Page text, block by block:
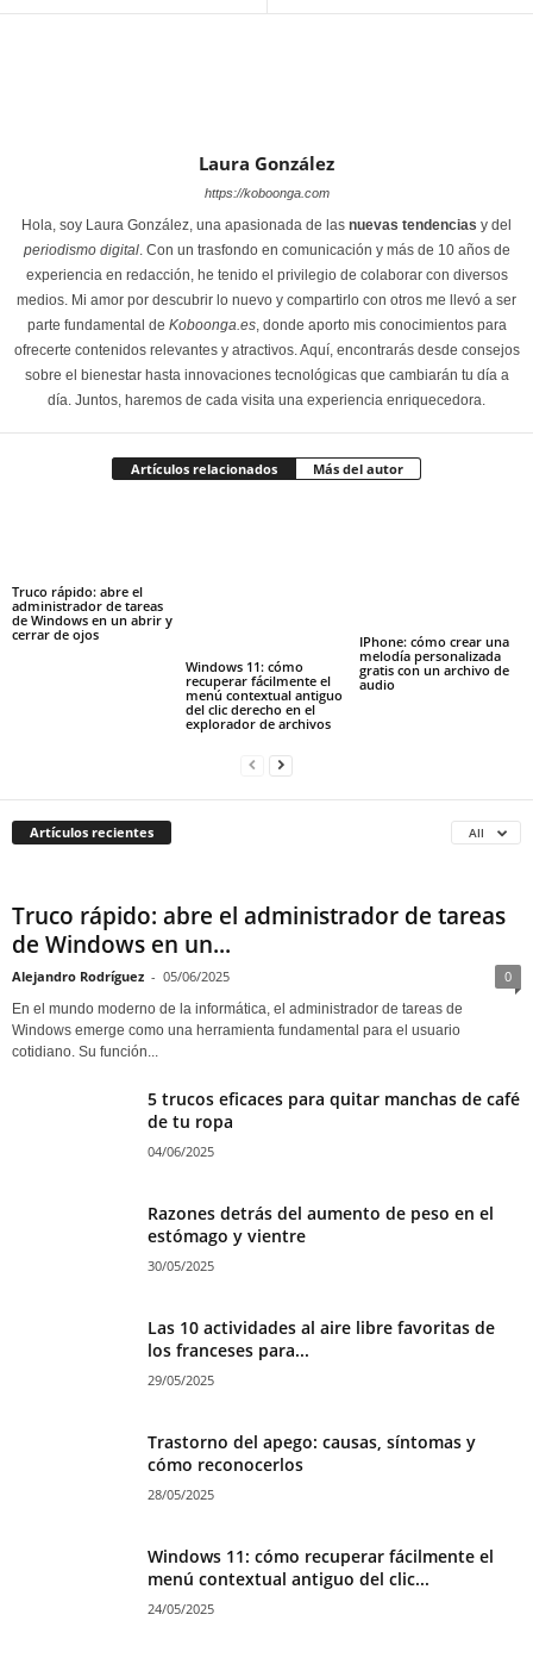
Laura González
https://koboonga.com
Hola, soy Laura González, una apasionada de las nuevas tendencias y del
periodismo digital. Con un trasfondo en comunicación y más de 10 años de
experiencia en redacción, he tenido el privilegio de colaborar con diversos
medios. Mi amor por descubrir lo nuevo y compartirlo con otros me llevó a ser
parte fundamental de Koboonga.es, donde aporto mis conocimientos para
ofrecerte contenidos relevantes y atractivos. Aquí, encontrarás desde consejos
sobre el bienestar hasta innovaciones tecnológicas que cambiarán tu día a
día. Juntos, haremos de cada visita una experiencia enriquecedora.
Artículos relacionados Más del autor
Truco rápido: abre el
administrador de tareas
de Windows en un abrir y
cerrar de ojos
Windows 11: cómo
recuperar fácilmente el
menú contextual antiguo
del clic derecho en el
explorador de archivos
IPhone: cómo crear una
melodía personalizada
gratis con un archivo de
audio
Artículos recientes All
Truco rápido: abre el administrador de tareas
de Windows en un...
Alejandro Rodríguez - 05/06/2025 0
En el mundo moderno de la informática, el administrador de tareas de
Windows emerge como una herramienta fundamental para el usuario
cotidiano. Su función...
5 trucos eficaces para quitar manchas de café
de tu ropa
04/06/2025
Razones detrás del aumento de peso en el
estómago y vientre
30/05/2025
Las 10 actividades al aire libre favoritas de
los franceses para...
29/05/2025
Trastorno del apego: causas, síntomas y
cómo reconocerlos
28/05/2025
Windows 11: cómo recuperar fácilmente el
menú contextual antiguo del clic...
24/05/2025